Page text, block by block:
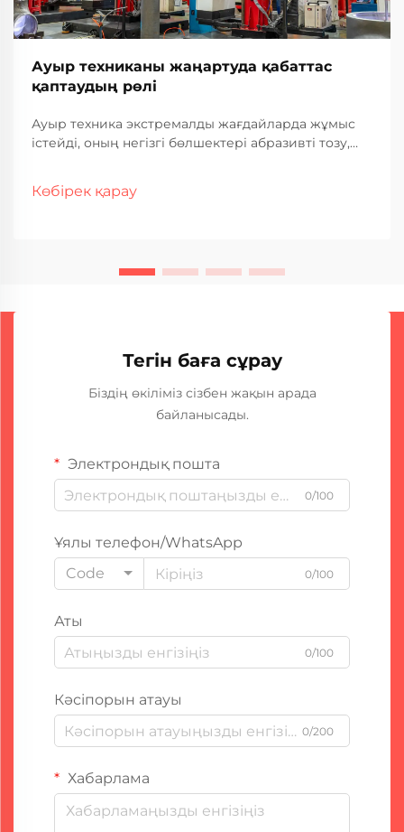
Ауыр техниканы жаңартуда қабаттас
қаптаудың рөлі
Ауыр техника экстремалды жағдайларда жұмыс
істейді, оның негізгі бөлшектері абразивті тозу,
жабдықтар тозу белгілерін көрсеткен кезде
Көбірек қарау
Тегін баға сұрау
Біздің өкіліміз сізбен жақын арада
байланысады.
Электрондық пошта
0/100
Ұялы телефон/WhatsApp
Code
0/100
Аты
0/100
Кәсіпорын атауы
0/200
Хабарлама